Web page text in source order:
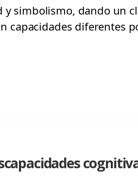
y simbolismo, dando un
capacidades diferentes